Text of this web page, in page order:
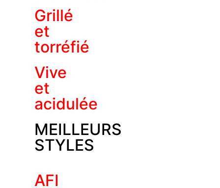
Grillé
et
torréfié
Vive
et
acidulée
MEILLEURS
STYLES
AFI